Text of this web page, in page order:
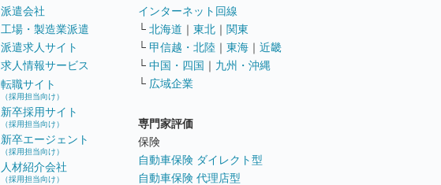
派遣会社
工場・製造業派遣
派遣求人サイト
求人情報サービス
転職サイト
（採用担当向け）
新卒採用サイト
（採用担当向け）
新卒エージェント
（採用担当向け）
人材紹介会社
（採用担当向け）
インターネット回線
└ 北海道 ｜ 東北 ｜ 関東
└ 甲信越・北陸 ｜ 東海 ｜ 近畿
└ 中国・四国 ｜ 九州・沖縄
└ 広域企業
専門家評価
保険
自動車保険 ダイレクト型
自動車保険 代理店型